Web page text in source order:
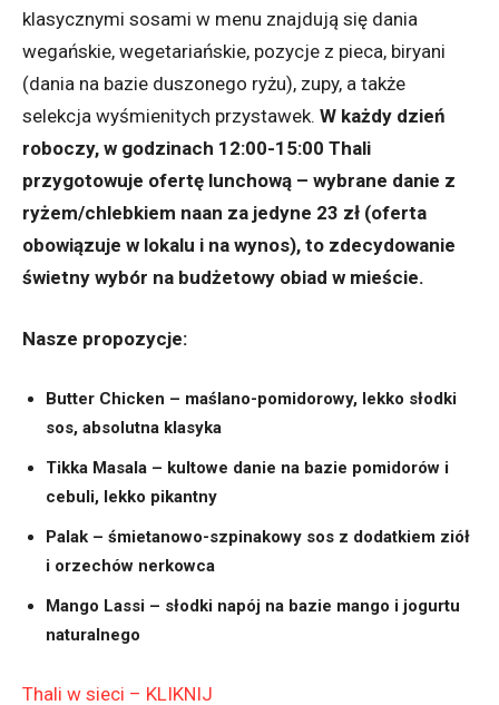
klasycznymi sosami w menu znajdują się dania
wegańskie, wegetariańskie, pozycje z pieca, biryani
(dania na bazie duszonego ryżu), zupy, a także
selekcja wyśmienitych przystawek. W każdy dzień
roboczy, w godzinach 12:00-15:00 Thali
przygotowuje ofertę lunchową – wybrane danie z
ryżem/chlebkiem naan za jedyne 23 zł (oferta
obowiązuje w lokalu i na wynos), to zdecydowanie
świetny wybór na budżetowy obiad w mieście.
Nasze propozycje:
Butter Chicken – maślano-pomidorowy, lekko słodki
sos, absolutna klasyka
Tikka Masala – kultowe danie na bazie pomidorów i
cebuli, lekko pikantny
Palak – śmietanowo-szpinakowy sos z dodatkiem ziół
i orzechów nerkowca
Mango Lassi – słodki napój na bazie mango i jogurtu
naturalnego
Thali w sieci – KLIKNIJ